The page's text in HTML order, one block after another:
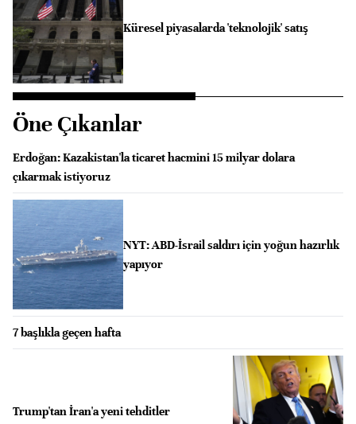
Küresel piyasalarda 'teknolojik' satış
Öne Çıkanlar
Erdoğan: Kazakistan'la ticaret hacmini 15 milyar dolara
çıkarmak istiyoruz
NYT: ABD-İsrail saldırı için yoğun hazırlık
yapıyor
7 başlıkla geçen hafta
Trump'tan İran'a yeni tehditler